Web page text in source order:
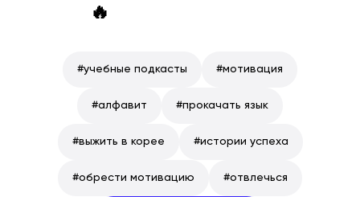
🔥
#учебные подкасты #мотивация
#алфавит #прокачать язык
#выжить в корее #истории успеха
#обрести мотивацию #отвлечься